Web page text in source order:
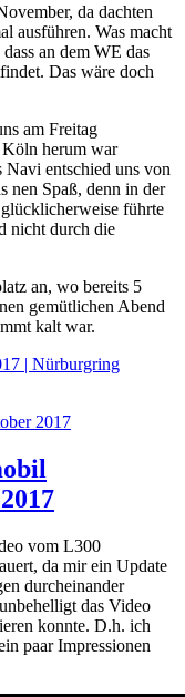
da dachten
ausführen. Was macht
an dem WE das
Das wäre doch
am Freitag
Köln herum war
Navi entschied uns von
nen Spaß, denn in der
führte
nicht durch die
an, wo bereits 5
gemütlichen Abend
kalt war.
| Nürburgring
2017
vom L300
da mir ein Update
durcheinander
das Video
konnte. D.h. ich
paar Impressionen